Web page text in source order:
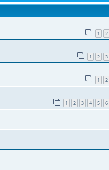
1 2
1 2 3
1 2
1 2 3 4 5 6